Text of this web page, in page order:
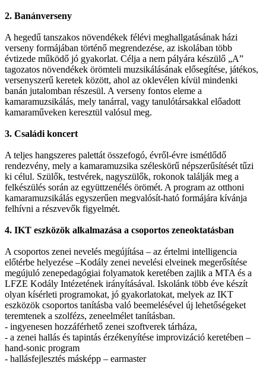
2. Banánverseny
A hegedű tanszakos növendékek félévi meghallgatásának házi
verseny formájában történő megrendezése, az iskolában több
évtizede működő jó gyakorlat. Célja a nem pályára készülő „A”
tagozatos növendékek örömteli muzsikálásának elősegítése, játékos,
versenyszerű keretek között, ahol az oklevélen kívül mindenki
banán jutalomban részesül. A verseny fontos eleme a
kamaramuzsikálás, mely tanárral, vagy tanulótársakkal előadott
kamaraműveken keresztül valósul meg.
3. Családi koncert
A teljes hangszeres palettát összefogó, évről-évre ismétlődő
rendezvény, mely a kamaramuzsika széleskörű népszerűsítését tűzi
ki célul. Szülők, testvérek, nagyszülők, rokonok találják meg a
felkészülés során az együttzenélés örömét. A program az otthoni
kamaramuzsikálás egyszerűen megvalósít-ható formájára kívánja
felhívni a részvevők figyelmét.
4. IKT eszközök alkalmazása a csoportos zeneoktatásban
A csoportos zenei nevelés megújítása – az értelmi intelligencia
előtérbe helyezése –Kodály zenei nevelési elveinek megerősítése
megújuló zenepedagógiai folyamatok keretében zajlik a MTA és a
LFZE Kodály Intézetének irányításával. Iskolánk több éve készít
olyan kísérleti programokat, jó gyakorlatokat, melyek az IKT
eszközök csoportos tanításba való beemelésével új lehetőségeket
teremtenek a szolfézs, zeneelmélet tanításban.
- ingyenesen hozzáférhető zenei szoftverek tárháza,
- a zenei hallás és tapintás érzékenyítése improvizáció keretében –
hand-sonic program
- hallásfejlesztés másképp – earmaster